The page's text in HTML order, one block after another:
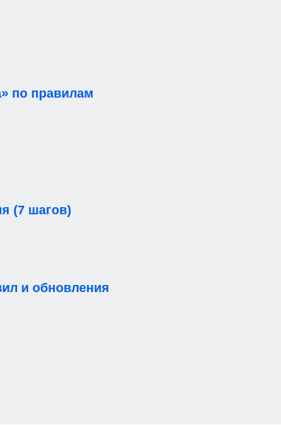
по правилам
(7 шагов)
и обновления